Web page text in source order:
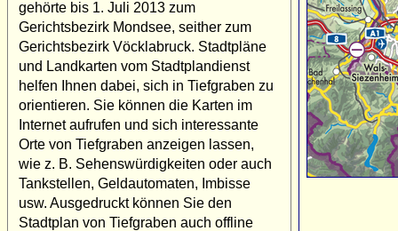
gehörte bis 1. Juli 2013 zum
Gerichtsbezirk Mondsee, seither zum
Gerichtsbezirk Vöcklabruck. Stadtpläne
und Landkarten vom Stadtplandienst
helfen Ihnen dabei, sich in Tiefgraben zu
orientieren. Sie können die Karten im
Internet aufrufen und sich interessante
Orte von Tiefgraben anzeigen lassen,
wie z. B. Sehenswürdigkeiten oder auch
Tankstellen, Geldautomaten, Imbisse
usw. Ausgedruckt können Sie den
Stadtplan von Tiefgraben auch offline